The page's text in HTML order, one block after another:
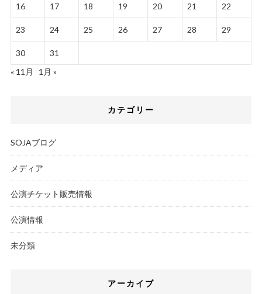
16 17 18 19 20 21 22
23 24 25 26 27 28 29
30
31
« 11月
1月 »
カテゴリー
SOJAブログ
メディア
公演チケット販売情報
公演情報
未分類
アーカイブ